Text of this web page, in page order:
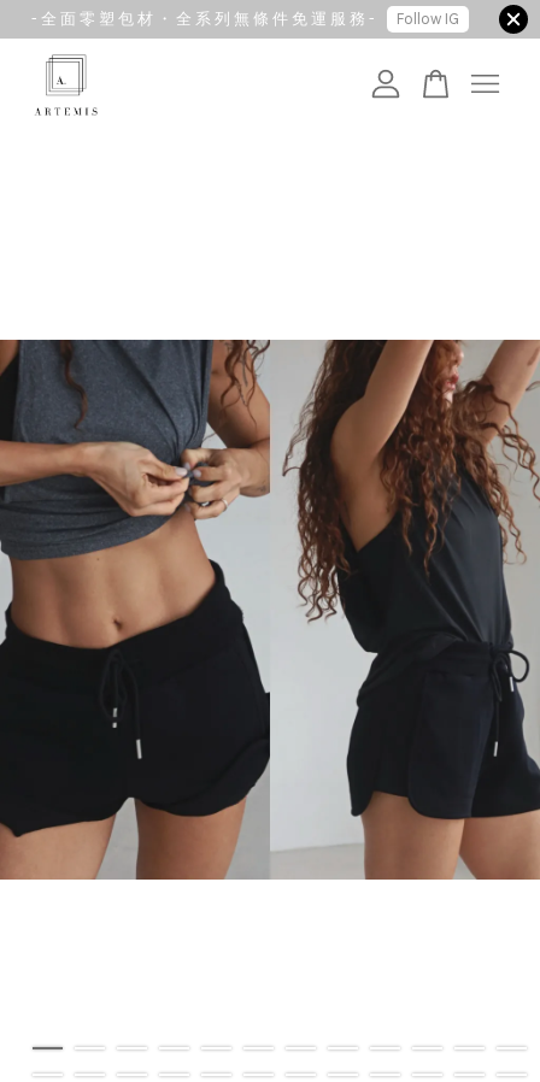
- 全 面 零 塑 包 材 ・ 全 系 列 無 條 件 免 運 服 務 - Follow IG
您的購物車目前還是空的。